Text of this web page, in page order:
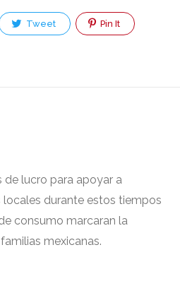
Tweet Pin It
de lucro para apoyar a
durante estos tiempos
consumo marcaran la
mexicanas.